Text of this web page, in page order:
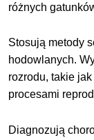
różnych
Stosują metody
hodowlanych.
rozrodu, takie
procesami
Diagnozują